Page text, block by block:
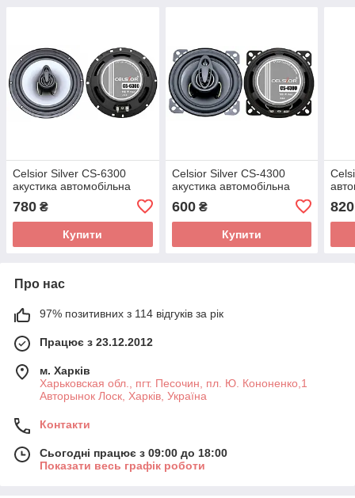
Celsior Silver CS-6300
акустика автомобільна
780 ₴
Купити
Celsior Silver CS-4300
акустика автомобільна
600₴
Купити
820
Про нас
97% позитивних з 114 відгуків за рік
Працює з 23.12.2012
м. Харків
Харьковская обл., пгт. Песочин, пл. Ю. Кононенко,1
Авторынок Лоск, Харків, Україна
Контакти
Сьогодні працює з 09:00 до 18:00
Показати весь графік роботи